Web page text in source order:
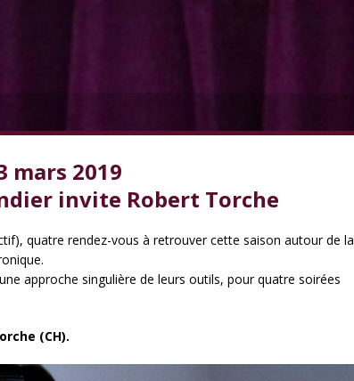
mars 2019
invite Robert Torche
quatre rendez-vous à retrouver cette saison autour de la
approche singulière de leurs outils, pour quatre soirées
(CH).